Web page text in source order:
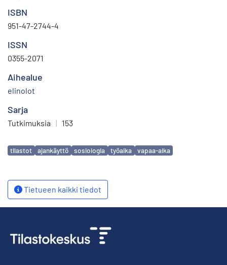
ISBN
951-47-2744-4
ISSN
0355-2071
Aihealue
elinolot
Sarja
Tutkimuksia | 153
Avainsanat
tilastot ajankäyttö sosiologia työaika vapaa-aika
Tietueen kaikki tiedot